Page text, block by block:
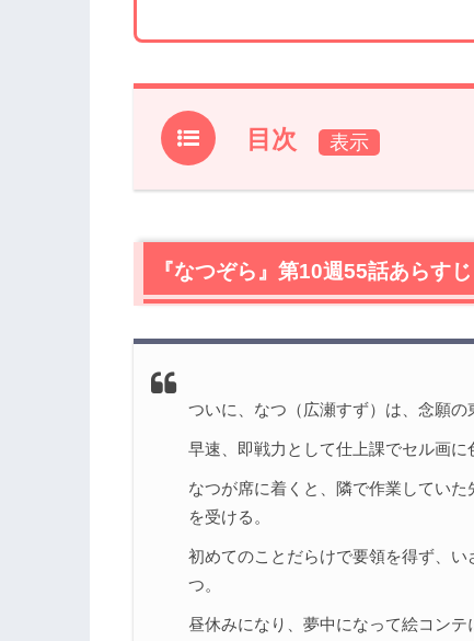
目次
1.『なつぞら』第10週55話あらすじ
2.1アニメーションの現場は、なつ（広
2.2誰もが思ったはず「遅い」
『なつぞら』第10週55話あらすじ
ついに、なつ（広瀬すず）は、念願の
早速、即戦力として仕上課でセル画に
なつが席に着くと、隣で作業してい
を受ける。
初めてのことだらけで要領を得ず、
つ。
昼休みになり、夢中になって絵コン